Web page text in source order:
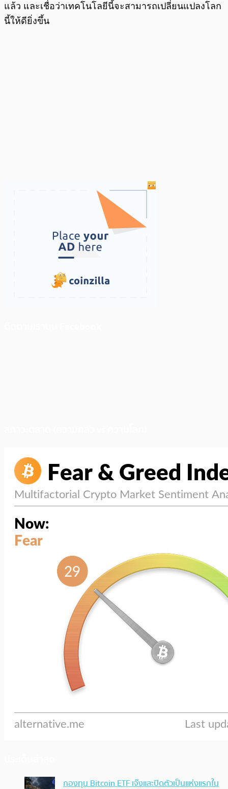
แล้ว และเชื่อว่าเทคโนโลยีนี้จะสามารถเปลี่ยนแปลงโลก
นี้ให้ดียิ่งขึ้น
กองทุน Bitcoin ETF เจ๊งและปิดตัวเป็นแห่งแรกใน